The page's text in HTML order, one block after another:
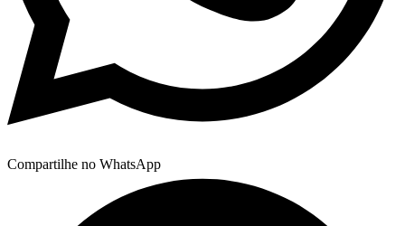
Compartilhe no WhatsApp